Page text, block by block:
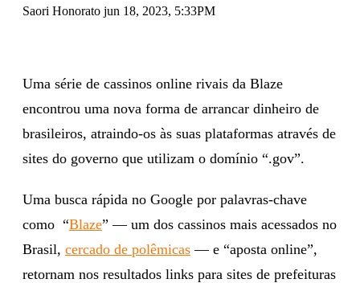
Saori Honorato jun 18, 2023, 5:33PM
Uma série de cassinos online rivais da Blaze
encontrou uma nova forma de arrancar dinheiro de
brasileiros, atraindo-os às suas plataformas através de
sites do governo que utilizam o domínio “.gov”.
Uma busca rápida no Google por palavras-chave
como “Blaze” — um dos cassinos mais acessados no
Brasil, cercado de polêmicas — e “aposta online”,
retornam nos resultados links para sites de prefeituras